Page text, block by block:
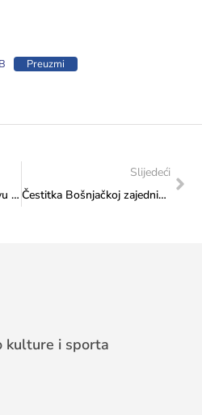
Preuzmi
U Federalnom ministarstvu kulture i sporta potpisani ugovori vrijedni 480.000 KM za obnovu i zaštitu kulturnog i graditeljskog naslijeđa
Slijedeći
Čestitka Bošnjačkoj zajednici kulture povodom održavanja promocije knjige „Sociologija genocida“
kulture i sporta